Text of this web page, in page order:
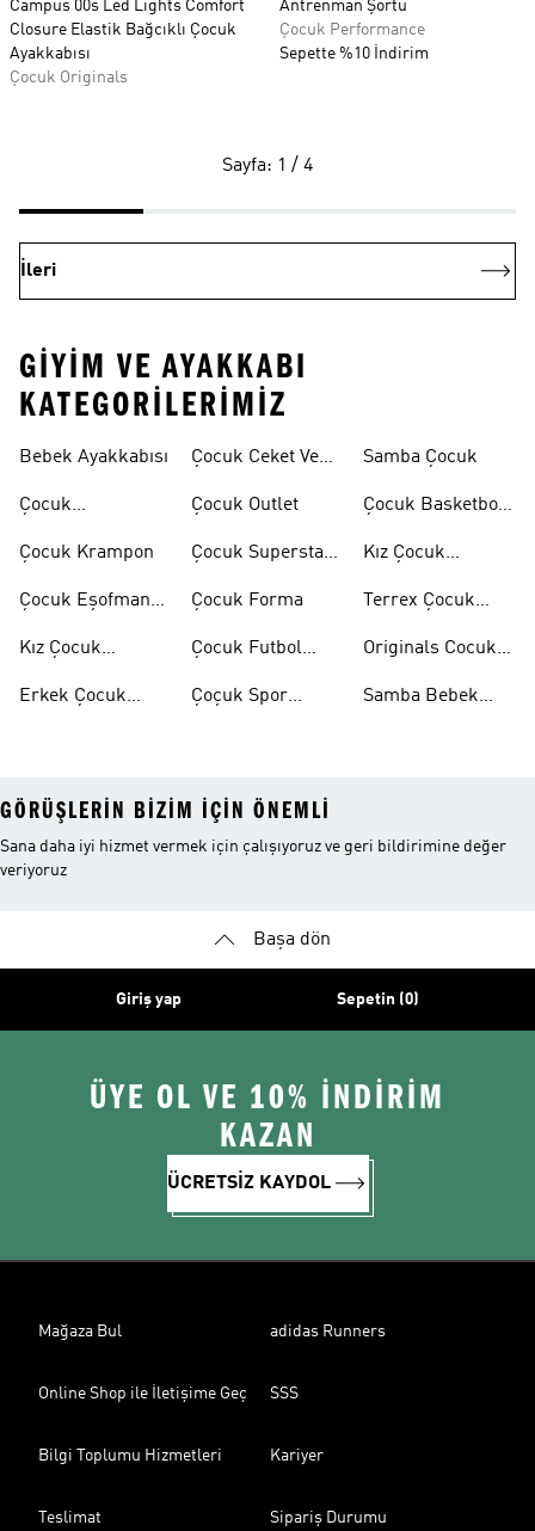
Campus 00s Led Lights Comfort
Closure Elastik Bağcıklı Çocuk
Ayakkabısı
Çocuk Originals
Antrenman Şortu
Çocuk Performance
Sepette %10 İndirim
Sayfa: 1 / 4
İleri
GIYIM VE AYAKKABI
KATEGORILERIMIZ
Bebek Ayakkabısı
Çocuk
Çocuk Krampon
Çocuk Eşofman
Kız Çocuk
Erkek Çocuk
Çocuk Ceket Ve
Çocuk Outlet
Çocuk Superstar
Çocuk Forma
Çocuk Futbol
Çoçuk Spor
Samba Çocuk
Çocuk Basketbol
Kız Çocuk
Terrex Çocuk
Originals Cocuk
Samba Bebek
GÖRÜŞLERIN BIZIM IÇIN ÖNEMLI
Sana daha iyi hizmet vermek için çalışıyoruz ve geri bildirimine değer
veriyoruz
Başa dön
Giriş yap Sepetin (0)
ÜYE OL VE 10% İNDİRİM
KAZAN
ÜCRETSİZ KAYDOL
Mağaza Bul adidas Runners
Online Shop ile İletişime Geç SSS
Bilgi Toplumu Hizmetleri Kariyer
Teslimat Sipariş Durumu